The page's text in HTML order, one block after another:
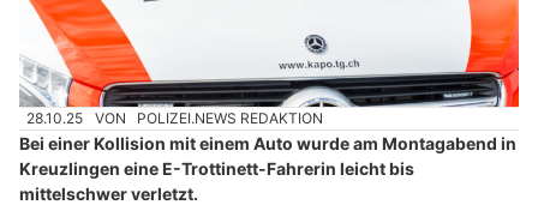
28.10.25 VON POLIZEI.NEWS REDAKTION
Bei einer Kollision mit einem Auto wurde am Montagabend in
Kreuzlingen eine E-Trottinett-Fahrerin leicht bis
mittelschwer verletzt.